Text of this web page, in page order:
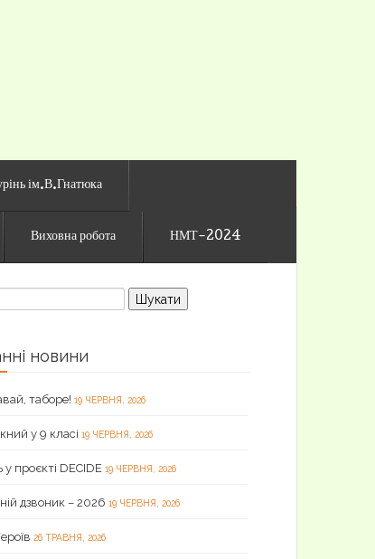
ім.В.Гнатюка
Виховна робота НМТ-2024
новини
таборе! 19 ЧЕРВНЯ, 2026
у 9 класі 19 ЧЕРВНЯ, 2026
у проєкті DECIDE 19 ЧЕРВНЯ, 2026
дзвоник – 2026 19 ЧЕРВНЯ, 2026
26 ТРАВНЯ, 2026